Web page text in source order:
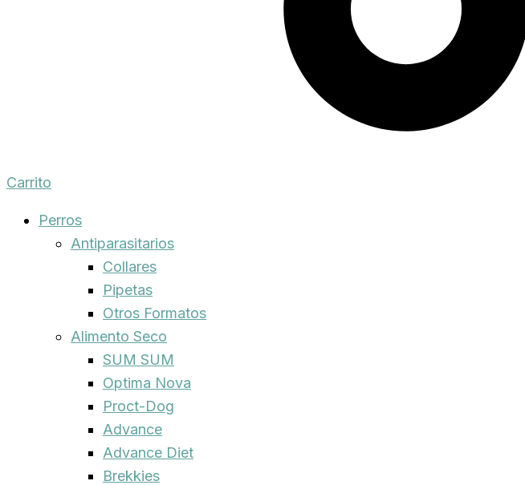
Carrito
Perros
Antiparasitarios
Collares
Pipetas
Otros Formatos
Alimento Seco
SUM SUM
Optima Nova
Proct-Dog
Advance
Advance Diet
Brekkies